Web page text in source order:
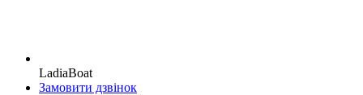
LadiaBoat
Замовити дзвінок